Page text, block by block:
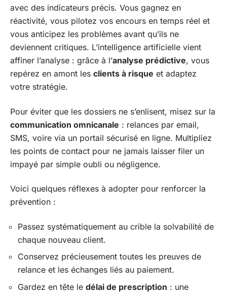
avec des indicateurs précis. Vous gagnez en
réactivité, vous pilotez vos encours en temps réel et
vous anticipez les problèmes avant qu’ils ne
deviennent critiques. L’intelligence artificielle vient
affiner l’analyse : grâce à l’analyse prédictive, vous
repérez en amont les clients à risque et adaptez
votre stratégie.
Pour éviter que les dossiers ne s’enlisent, misez sur la
communication omnicanale : relances par email,
SMS, voire via un portail sécurisé en ligne. Multipliez
les points de contact pour ne jamais laisser filer un
impayé par simple oubli ou négligence.
Voici quelques réflexes à adopter pour renforcer la
prévention :
Passez systématiquement au crible la solvabilité de
chaque nouveau client.
Conservez précieusement toutes les preuves de
relance et les échanges liés au paiement.
Gardez en tête le délai de prescription : une